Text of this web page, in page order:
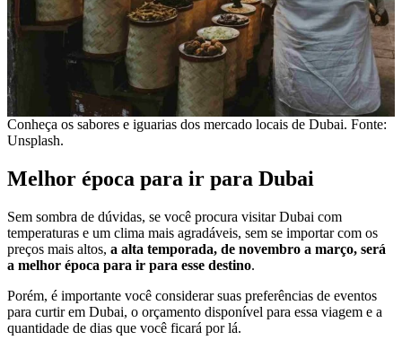
Conheça os sabores e iguarias dos mercado locais de Dubai. Fonte:
Unsplash.
Melhor época para ir para Dubai
Sem sombra de dúvidas, se você procura visitar Dubai com
temperaturas e um clima mais agradáveis, sem se importar com os
preços mais altos, a alta temporada, de novembro a março, será
a melhor época para ir para esse destino.
Porém, é importante você considerar suas preferências de eventos
para curtir em Dubai, o orçamento disponível para essa viagem e a
quantidade de dias que você ficará por lá.